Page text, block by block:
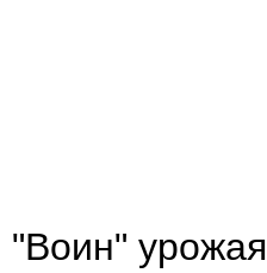
"Воин" урожая